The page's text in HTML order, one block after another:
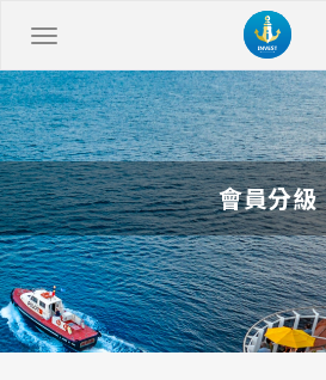
會員分級